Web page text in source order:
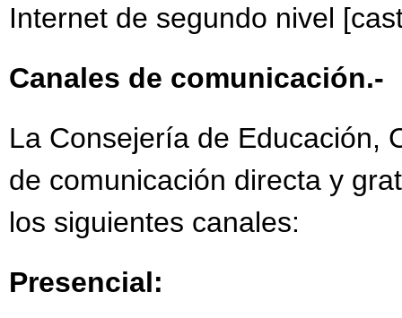
INFORMACIÓN
LOGO UNIÓN
MATRÍCULA JULIO
MATRÍCULA JULIO
PLAN ACTUACIÓN
Internet de segundo nivel
Canales de comunicación.-
La Consejería de Educación,
de comunicación directa y
los siguientes canales:
Presencial: